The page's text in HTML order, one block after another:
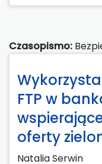
Czasopismo:
FTP w
oferty
Natalia Serwin